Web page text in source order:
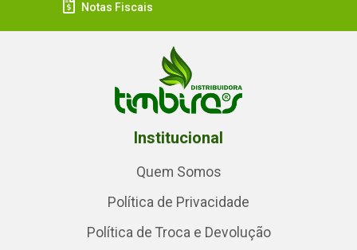
Notas Fiscais
Institucional
Quem Somos
Política de Privacidade
Política de Troca e Devolução